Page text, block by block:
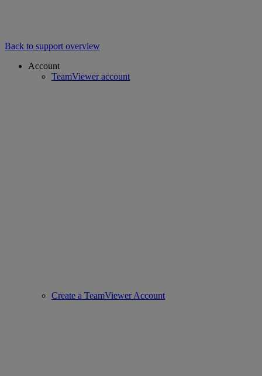
Back to support overview
Account
TeamViewer account
Create a TeamViewer Account